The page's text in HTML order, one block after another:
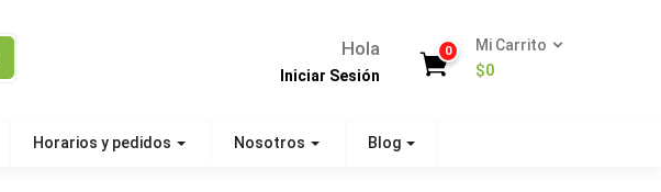
Hola
Iniciar Sesión
0
Mi Carrito
$0
Horarios y pedidos Nosotros Blog